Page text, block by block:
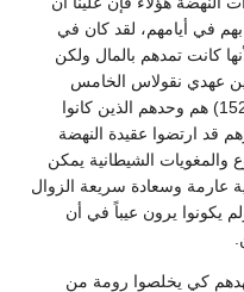
في أيامهم، لقد كان في
كانت تمدهم بالمال ولكن
عهدي نقولاس الخامس
(1447- 1455)- ولو العاشر (1513) (1521) هم وحدهم الذين كانوا
قد ارتضوا عقيدة النهضة
والمغويات الشيطانية يمكن
عارمة وسعادة سريعة الزوال
يكونوا يرون عيباً في أن
كي يخلصوا رومة من